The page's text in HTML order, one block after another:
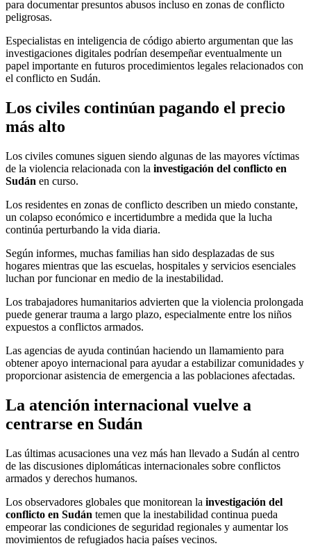
para documentar presuntos abusos incluso en zonas de conflicto
peligrosas.
Especialistas en inteligencia de código abierto argumentan que las
investigaciones digitales podrían desempeñar eventualmente un
papel importante en futuros procedimientos legales relacionados con
el conflicto en Sudán.
Los civiles continúan pagando el precio
más alto
Los civiles comunes siguen siendo algunas de las mayores víctimas
de la violencia relacionada con la investigación del conflicto en
Sudán en curso.
Los residentes en zonas de conflicto describen un miedo constante,
un colapso económico e incertidumbre a medida que la lucha
continúa perturbando la vida diaria.
Según informes, muchas familias han sido desplazadas de sus
hogares mientras que las escuelas, hospitales y servicios esenciales
luchan por funcionar en medio de la inestabilidad.
Los trabajadores humanitarios advierten que la violencia prolongada
puede generar trauma a largo plazo, especialmente entre los niños
expuestos a conflictos armados.
Las agencias de ayuda continúan haciendo un llamamiento para
obtener apoyo internacional para ayudar a estabilizar comunidades y
proporcionar asistencia de emergencia a las poblaciones afectadas.
La atención internacional vuelve a
centrarse en Sudán
Las últimas acusaciones una vez más han llevado a Sudán al centro
de las discusiones diplomáticas internacionales sobre conflictos
armados y derechos humanos.
Los observadores globales que monitorean la investigación del
conflicto en Sudán temen que la inestabilidad continua pueda
empeorar las condiciones de seguridad regionales y aumentar los
movimientos de refugiados hacia países vecinos.